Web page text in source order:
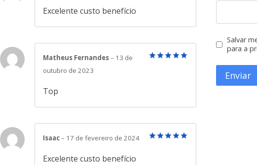
Excelente custo benefício
Matheus Fernandes– 13 de
outubro de 2023
Top
Isaac– 17 de fevereiro de 2024
Excelente custo benefício
Salvar
para a